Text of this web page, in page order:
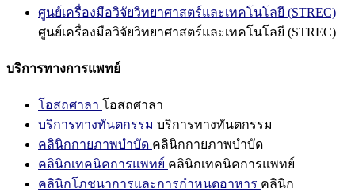
ศูนย์เครื่องมือวิจัยวิทยาศาสตร์และเทคโนโลยี (STREC)
ศูนย์เครื่องมือวิจัยวิทยาศาสตร์และเทคโนโลยี (STREC)
บริการทางการแพทย์
โอสถศาลา โอสถศาลา
บริการทางทันตกรรม บริการทางทันตกรรม
คลินิกกายภาพบำบัด คลินิกกายภาพบำบัด
คลินิกเทคนิคการแพทย์ คลินิกเทคนิคการแพทย์
คลินิกโภชนาการและการกำหนดอาหาร คลินิก